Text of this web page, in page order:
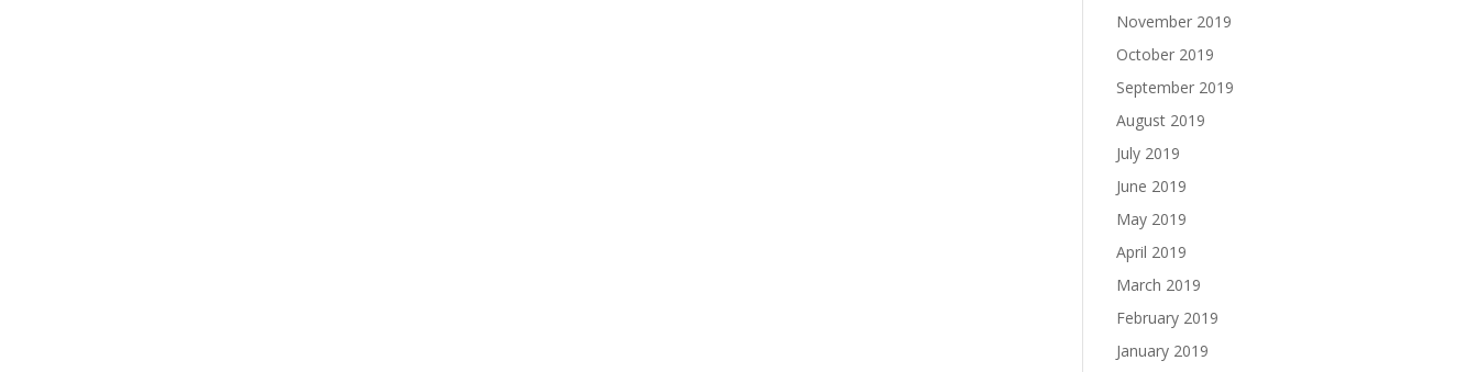
November 2019
October 2019
September 2019
August 2019
July 2019
June 2019
May 2019
April 2019
March 2019
February 2019
January 2019